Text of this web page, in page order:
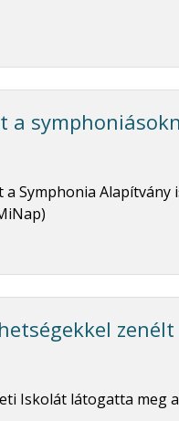
a
Symphonia
Iskolát látogatta meg